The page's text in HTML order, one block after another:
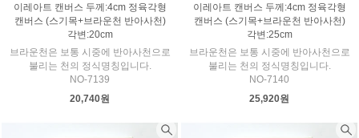
이레아트 캔버스 두께:4cm 정육각형
캔버스 (스기목+브라운천 반아사천)
각변:20cm
브라운천은 보통 시중에 반아사천으로
불리는 천의 정식명칭입니다.
NO-7139
20,740원
이레아트 캔버스 두께:4cm 정육각형
캔버스 (스기목+브라운천 반아사천)
각변:25cm
브라운천은 보통 시중에 반아사천으로
불리는 천의 정식명칭입니다.
NO-7140
25,920원